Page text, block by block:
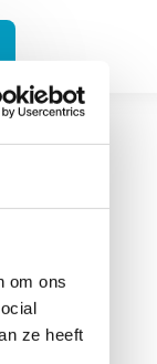
om ons
ze heeft